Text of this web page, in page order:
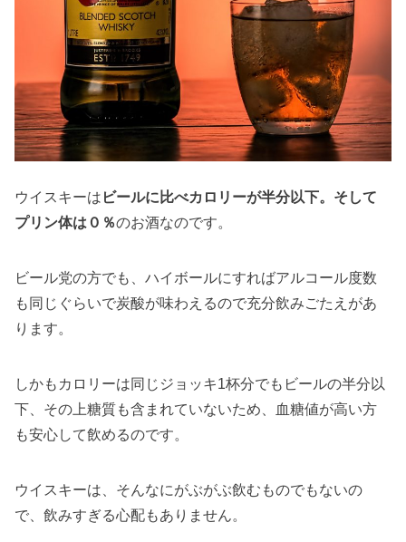
ウイスキーは ビールに比べカロリーが半分以下。そして
プリン体は０％のお酒なのです。
ビール党の方でも、ハイボールにすればアルコール度数
も同じぐらいで炭酸が味わえるので充分飲みごたえがあ
ります。
しかもカロリーは同じジョッキ1杯分でもビールの半分以
下、その上糖質も含まれていないため、血糖値が高い方
も安心して飲めるのです。
ウイスキーは、そんなにがぶがぶ飲むものでもないの
で、飲みすぎる心配もありません。